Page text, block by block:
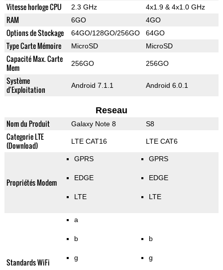
Vitesse horloge CPU 2.3 GHz 4x1.9 & 4x1.0 GHz
RAM 6GO 4GO
Options de Stockage 64GO/128GO/256GO 64GO
Type Carte Mémoire MicroSD MicroSD
Capacité Max. Carte
Mem
256GO 256GO
Système
d'Exploitation
Android 7.1.1 Android 6.0.1
Reseau
Nom du Produit Galaxy Note 8 S8
Categorie LTE
(Download)
LTE CAT16 LTE CAT6
Propriétés Modem
GPRS
EDGE
LTE
GPRS
EDGE
LTE
Standards WiFi
a
b
g
b
g